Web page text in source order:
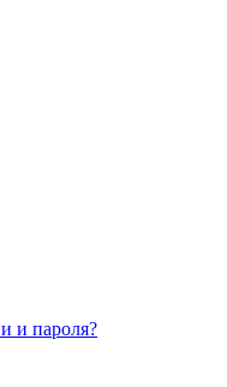
и пароля?